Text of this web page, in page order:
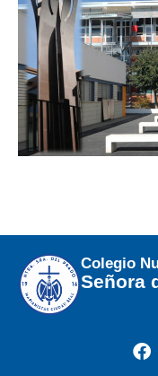
Colegio
Señora